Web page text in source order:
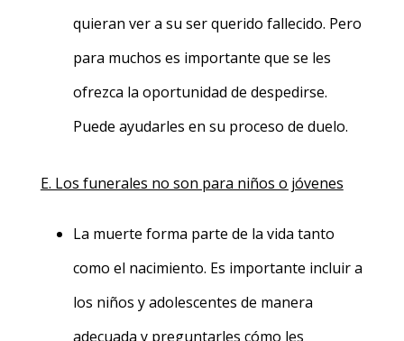
quieran ver a su ser querido fallecido. Pero
para muchos es importante que se les
ofrezca la oportunidad de despedirse.
Puede ayudarles en su proceso de duelo.
E. Los funerales no son para niños o jóvenes
La muerte forma parte de la vida tanto
como el nacimiento. Es importante incluir a
los niños y adolescentes de manera
adecuada y preguntarles cómo les